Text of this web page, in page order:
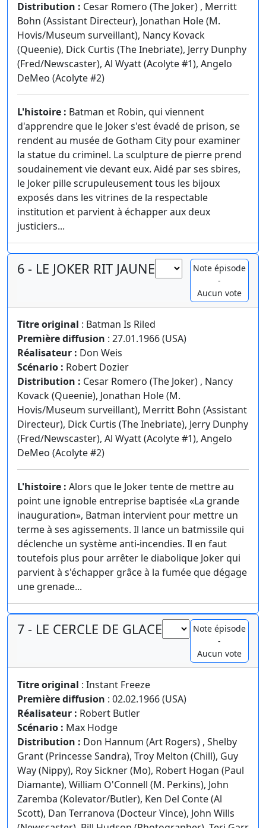
Distribution : Cesar Romero (The Joker) , Merritt
Bohn (Assistant Directeur), Jonathan Hole (M.
Hovis/Museum surveillant), Nancy Kovack
(Queenie), Dick Curtis (The Inebriate), Jerry Dunphy
(Fred/Newscaster), Al Wyatt (Acolyte #1), Angelo
DeMeo (Acolyte #2)
L'histoire : Batman et Robin, qui viennent
d'apprendre que le Joker s'est évadé de prison, se
rendent au musée de Gotham City pour examiner
la statue du criminel. La sculpture de pierre prend
soudainement vie devant eux. Aidé par ses sbires,
le Joker pille scrupuleusement tous les bijoux
exposés dans les vitrines de la respectable
institution et parvient à échapper aux deux
justiciers...
6 - LE JOKER RIT JAUNE
Note épisode
-
Aucun vote
Titre original : Batman Is Riled
Première diffusion : 27.01.1966 (USA)
Réalisateur : Don Weis
Scénario : Robert Dozier
Distribution : Cesar Romero (The Joker) , Nancy
Kovack (Queenie), Jonathan Hole (M.
Hovis/Museum surveillant), Merritt Bohn (Assistant
Directeur), Dick Curtis (The Inebriate), Jerry Dunphy
(Fred/Newscaster), Al Wyatt (Acolyte #1), Angelo
DeMeo (Acolyte #2)
L'histoire : Alors que le Joker tente de mettre au
point une ignoble entreprise baptisée «La grande
inauguration», Batman intervient pour mettre un
terme à ses agissements. Il lance un batmissile qui
déclenche un système anti-incendies. Il en faut
toutefois plus pour arrêter le diabolique Joker qui
parvient à s'échapper grâce à la fumée que dégage
une grenade...
7 - LE CERCLE DE GLACE
Note épisode
-
Aucun vote
Titre original : Instant Freeze
Première diffusion : 02.02.1966 (USA)
Réalisateur : Robert Butler
Scénario : Max Hodge
Distribution : Don Hannum (Art Rogers) , Shelby
Grant (Princesse Sandra), Troy Melton (Chill), Guy
Way (Nippy), Roy Sickner (Mo), Robert Hogan (Paul
Diamante), William O'Connell (M. Perkins), John
Zaremba (Kolevator/Butler), Ken Del Conte (Al
Scott), Dan Terranova (Docteur Vince), John Wills